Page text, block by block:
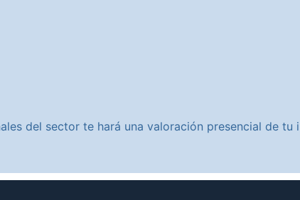
del sector te hará una valoración presencial de tu